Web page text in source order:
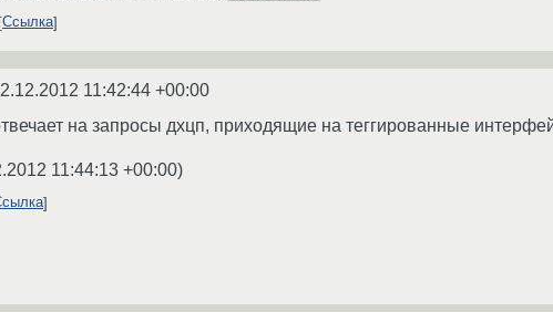
Ссылка
11:42:44 +00:00
на запросы дхцп, приходящие на теггированные
11:44:13 +00:00)